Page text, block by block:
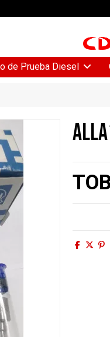
de Prueba Diesel